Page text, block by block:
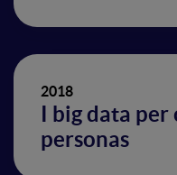
2018
I big data
personas